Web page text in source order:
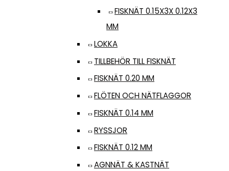
FISKNÄT 0.15X3X 0.12X3
MM
LOKKA
TILLBEHÖR TILL FISKNÄT
FISKNÄT 0.20 MM
FLÖTEN OCH NÄTFLAGGOR
FISKNÄT 0.14 MM
RYSSJOR
FISKNÄT 0.12 MM
AGNNÄT & KASTNÄT